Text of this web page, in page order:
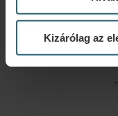
Kizárólag az
Foglalja le legjobb
egyszerűen csak